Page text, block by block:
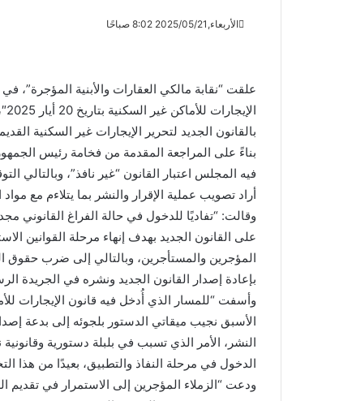
الأربعاء,2025/05/21 8:02 صباحًا
علقت “نقابة مالكي العقارات والأبنية المؤجرة”،
بالقانون الجديد لتحرير الإيجارات غير السكنية
بناءً على المراجعة المقدمة من فخامة رئيس
فيه المجلس اعتبار القانون “غير نافذ”،
أراد تصويب عملية الإقرار والنشر بما يتلاءم مع
وقالت: “تفاديًا للدخول في حالة الفراغ القانوني
على القانون الجديد بهدف إنهاء مرحلة القوانين
المؤجرين والمستأجرين، وبالتالي إلى ضرب حقوق
بإعادة إصدار القانون الجديد ونشره في الجريدة
وأسفت “للمسار الذي أُدخل فيه قانون الإيجارات
الأسبق نجيب ميقاتي الدستور بلجوئه إلى بدعة
النشر، الأمر الذي تسبب في بلبلة دستورية
الدخول في مرحلة النفاذ والتطبيق، بعيدًا من هذا
ودعت “الزملاء المؤجرين إلى الاستمرار في تقديم